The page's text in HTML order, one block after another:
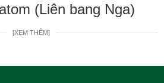
(Liên bang Nga)
[XEM THÊM]